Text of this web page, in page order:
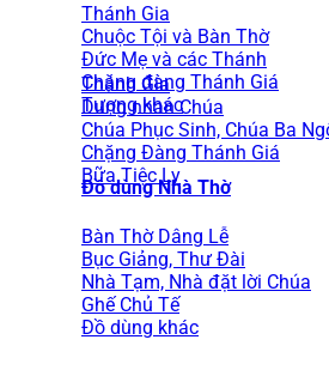
Thánh Gia
Chuộc Tội và Bàn Thờ
Đức Mẹ và các Thánh
Chặng đàng Thánh Giá
Tượng khác
Thánh Gia
Dung nhan Chúa
Chúa Phục Sinh, Chúa Ba
Chặng Đàng Thánh Giá
Bữa Tiệc Ly
Đồ dùng Nhà Thờ
Bàn Thờ Dâng Lễ
Bục Giảng, Thư Đài
Nhà Tạm, Nhà đặt lời Chúa
Ghế Chủ Tế
Đồ dùng khác